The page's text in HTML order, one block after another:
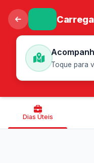
Toque para
Dias Úteis